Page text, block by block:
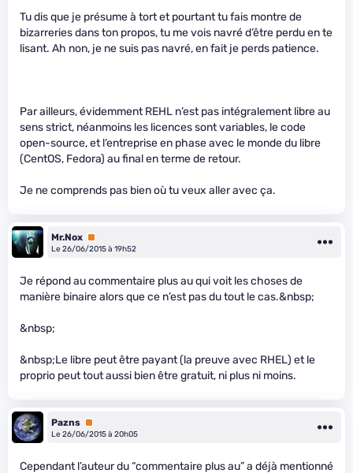
Tu dis que je présume à tort et pourtant tu fais montre de
bizarreries dans ton propos, tu me vois navré d’être perdu en te
lisant. Ah non, je ne suis pas navré, en fait je perds patience.
Par ailleurs, évidemment REHL n’est pas intégralement libre au
sens strict, néanmoins les licences sont variables, le code
open-source, et l’entreprise en phase avec le monde du libre
(CentOS, Fedora) au final en terme de retour.
Je ne comprends pas bien où tu veux aller avec ça.
Mr.Nox Premium
Le 26/06/2015 à 19h52
Je répond au commentaire plus au qui voit les choses de
manière binaire alors que ce n’est pas du tout le cas.&nbsp;
&nbsp;
&nbsp;Le libre peut être payant (la preuve avec RHEL) et le
proprio peut tout aussi bien être gratuit, ni plus ni moins.
Pazns Premium
Le 26/06/2015 à 20h05
Cependant l’auteur du “commentaire plus au” a déjà mentionné